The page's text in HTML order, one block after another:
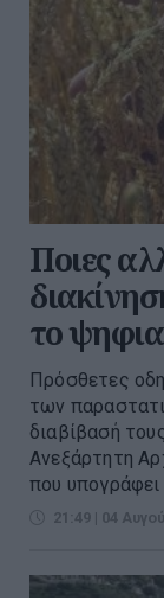
Ποιες
το
Πρόσθετες
των
διαβίβασή
Ανεξάρτητη
που υπογράφει
21:49 | 04